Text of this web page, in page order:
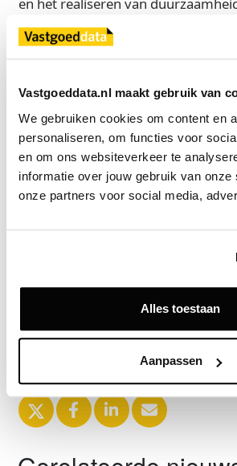
Vastgoeddata.nl maakt gebruik van
We gebruiken cookies om content en
personaliseren, om functies voor
en om ons websiteverkeer te
informatie over jouw gebruik van onze
onze partners voor social media,
Alles toestaan
Aanpassen
en het realiseren van
binnen het gebouw.
De verlenging van het contract
Verhuurder a.s.r. real assets werd
geadviseerd door haar beheerder
Bron
BRiQ Real Estate
Exclusief voor
Zie direct welke partijen en panden
Deze informatie is alleen beschikbaar voor
Vastgoeddata.